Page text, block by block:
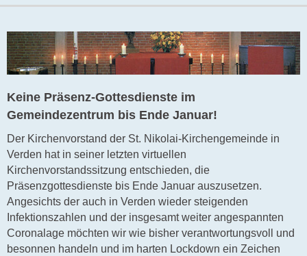
Keine Präsenz-Gottesdienste im
Gemeindezentrum bis Ende Januar!
Der Kirchenvorstand der St. Nikolai-Kirchengemeinde in
Verden hat in seiner letzten virtuellen
Kirchenvorstandssitzung entschieden, die
Präsenzgottesdienste bis Ende Januar auszusetzen.
Angesichts der auch in Verden wieder steigenden
Infektionszahlen und der insgesamt weiter angespannten
Coronalage möchten wir wie bisher verantwortungsvoll und
besonnen handeln und im harten Lockdown ein Zeichen